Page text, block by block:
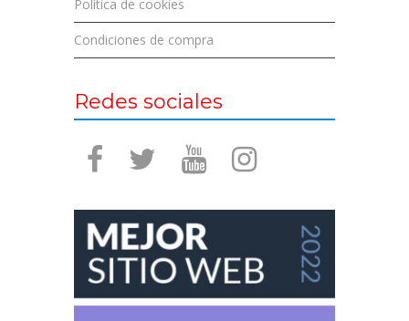
Política de cookies
Condiciones de compra
Redes sociales